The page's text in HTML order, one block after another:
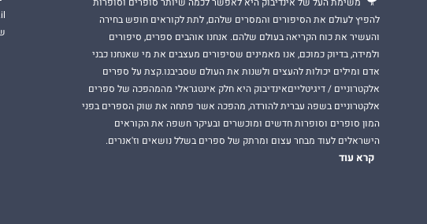
להפיץ לעולם את הסיפורים והמסרים שלהם, לתת לקוראים חופש בחירה
והעשיר את כוח הקריאה בעולם שלהם. אנחנו אוהבים ספרים, סיפורים
ולמידה, בדיוק כמוכם, אנו מאמינים שסיפורים מעצבים את מי שאנחנו כבני
אדם ומילים יכולות להעצים ולשנות את העולם שסביבנו.קצת על ספרים
אלקטרוניים / דיגיטלייםאינדיבוק היא חלק אינטגראלי מהמהפכה של ספרים
אלקטרוניים בשפה עברית להורדה, מהפכה אשר פתחה את שוק הספרים בפני
המון סופרים וסופרות חדשים ומוכשרים ובעיקר חשפה את הקוראים
הישראלים לעוד מבחר עצום ומרתק של ספרים בשלל נושאים וז'אנרים.
קרא עוד